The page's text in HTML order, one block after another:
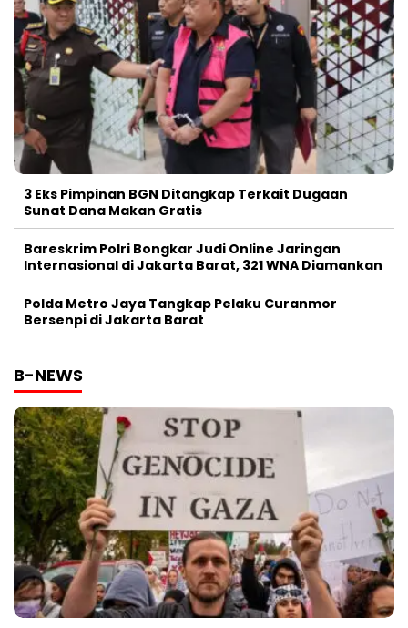
3 Eks Pimpinan BGN Ditangkap Terkait Dugaan
Sunat Dana Makan Gratis
Bareskrim Polri Bongkar Judi Online Jaringan
Internasional di Jakarta Barat, 321 WNA Diamankan
Polda Metro Jaya Tangkap Pelaku Curanmor
Bersenpi di Jakarta Barat
B-NEWS